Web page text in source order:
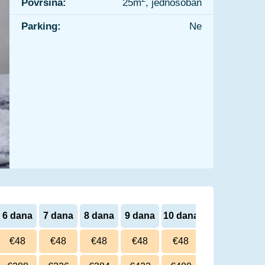
Površina: 25m , jednosoban
Parking: Ne
6 dana 7 dana 8 dana 9 dana 10 dana
€48 €48 €48 €48 €48